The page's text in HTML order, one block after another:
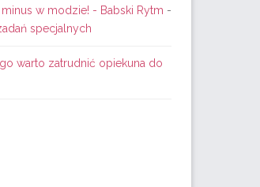
w modzie! - Babski Rytm -
specjalnych
warto zatrudnić opiekuna do